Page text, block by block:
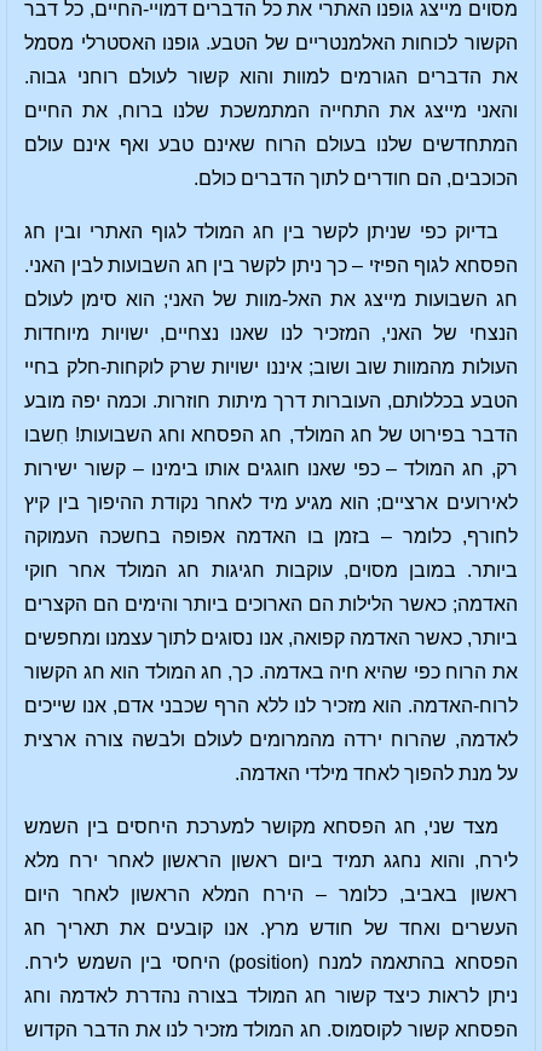
מסוים מייצג גופנו האתרי את כל הדברים דמויי-החיים, כל דבר
הקשור לכוחות האלמנטריים של הטבע. גופנו האסטרלי מסמל
את הדברים הגורמים למוות והוא קשור לעולם רוחני גבוה.
והאני מייצג את התחייה המתמשכת שלנו ברוח, את החיים
המתחדשים שלנו בעולם הרוח שאינם טבע ואף אינם עולם
הכוכבים, הם חודרים לתוך הדברים כולם.
בדיוק כפי שניתן לקשר בין חג המולד לגוף האתרי ובין חג
הפסחא לגוף הפיזי – כך ניתן לקשר בין חג השבועות לבין האני.
חג השבועות מייצג את האל-מוות של האני; הוא סימן לעולם
הנצחי של האני, המזכיר לנו שאנו נצחיים, ישויות מיוחדות
העולות מהמוות שוב ושוב; איננו ישויות שרק לוקחות-חלק בחיי
הטבע בכללותם, העוברות דרך מיתות חוזרות. וכמה יפה מובע
הדבר בפירוט של חג המולד, חג הפסחא וחג השבועות! חִשבו
רק, חג המולד – כפי שאנו חוגגים אותו בימינו – קשור ישירות
לאירועים ארציים; הוא מגיע מיד לאחר נקודת ההיפוך בין קיץ
לחורף, כלומר – בזמן בו האדמה אפופה בחשכה העמוקה
ביותר. במובן מסוים, עוקבות חגיגות חג המולד אחר חוקי
האדמה; כאשר הלילות הם הארוכים ביותר והימים הם הקצרים
ביותר, כאשר האדמה קפואה, אנו נסוגים לתוך עצמנו ומחפשים
את הרוח כפי שהיא חיה באדמה. כך, חג המולד הוא חג הקשור
לרוח-האדמה. הוא מזכיר לנו ללא הרף שכבני אדם, אנו שייכים
לאדמה, שהרוח ירדה מהמרומים לעולם ולבשה צורה ארצית
על מנת להפוך לאחד מילדי האדמה.
מצד שני, חג הפסחא מקושר למערכת היחסים בין השמש
לירח, והוא נחגג תמיד ביום ראשון הראשון לאחר ירח מלא
ראשון באביב, כלומר – הירח המלא הראשון לאחר היום
העשרים ואחד של חודש מרץ. אנו קובעים את תאריך חג
הפסחא בהתאמה למנח (position) היחסי בין השמש לירח.
ניתן לראות כיצד קשור חג המולד בצורה נהדרת לאדמה וחג
הפסחא קשור לקוסמוס. חג המולד מזכיר לנו את הדבר הקדוש